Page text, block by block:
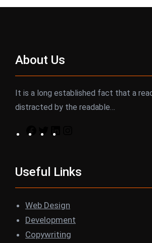
About Us
It is a long established fact that a
distracted by the readable…
F
e
b
o
o
k
T
t
t
e
r
k
e
d
I
n
t
a
r
Useful Links
Web Design
Development
Copywriting